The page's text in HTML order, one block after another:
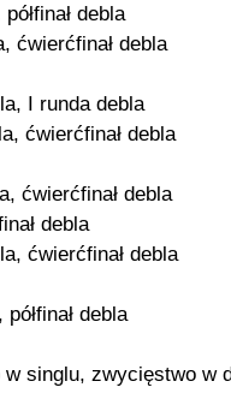
debla
ćwierćfinał debla
I runda debla
ćwierćfinał debla
ćwierćfinał debla
debla
ćwierćfinał debla
debla
singlu, zwycięstwo w